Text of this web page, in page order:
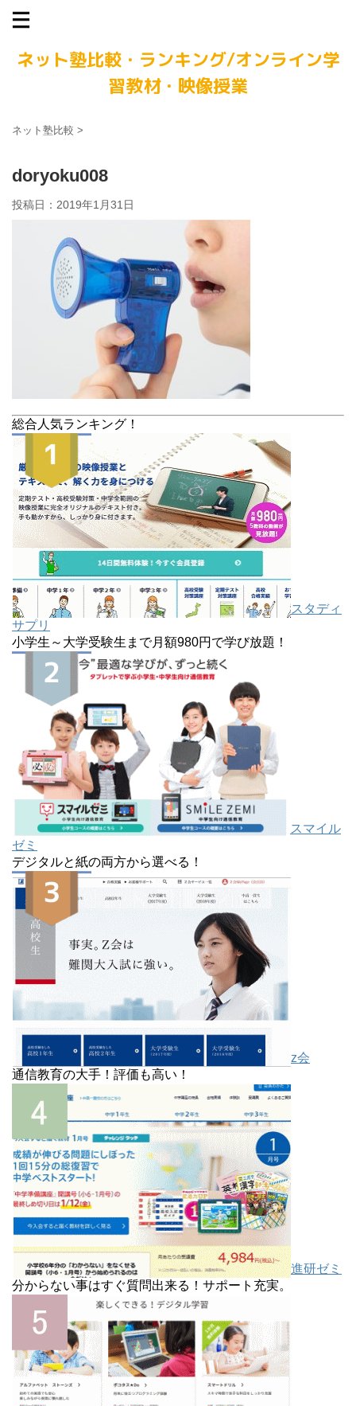
ネット塾比較・ランキング/オンライン学
習教材・映像授業
ネット塾比較 >
doryoku008
投稿日： 2019年1月31日
総合人気ランキング！
スタディ
サプリ
小学生～大学受験生まで月額980円で学び放題！
スマイル
ゼミ
デジタルと紙の両方から選べる！
z会
通信教育の大手！評価も高い！
進研ゼミ
分からない事はすぐ質問出来る！サポート充実。